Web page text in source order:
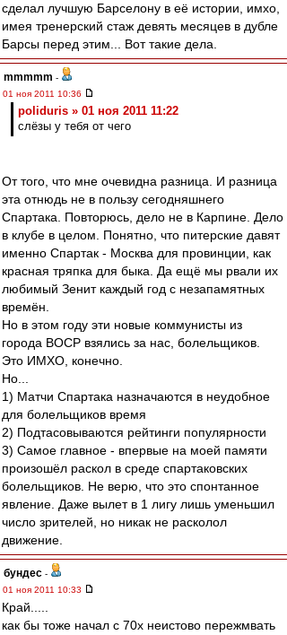
сделал лучшую Барселону в её истории, имхо,
имея тренерский стаж девять месяцев в дубле
Барсы перед этим... Вот такие дела.
mmmmm -
01 ноя 2011 10:36
poliduris » 01 ноя 2011 11:22
слёзы у тебя от чего
От того, что мне очевидна разница. И разница
эта отнюдь не в пользу сегодняшнего
Спартака. Повторюсь, дело не в Карпине. Дело
в клубе в целом. Понятно, что питерские давят
именно Спартак - Москва для провинции, как
красная тряпка для быка. Да ещё мы рвали их
любимый Зенит каждый год с незапамятных
времён.
Но в этом году эти новые коммунисты из
города ВОСР взялись за нас, болельщиков.
Это ИМХО, конечно.
Но...
1) Матчи Спартака назначаются в неудобное
для болельщиков время
2) Подтасовываются рейтинги популярности
3) Самое главное - впервые на моей памяти
произошёл раскол в среде спартаковских
болельщиков. Не верю, что это спонтанное
явление. Даже вылет в 1 лигу лишь уменьшил
число зрителей, но никак не расколол
движение.
бундес -
01 ноя 2011 10:33
Край.....
как бы тоже начал с 70х неистово пережмвать